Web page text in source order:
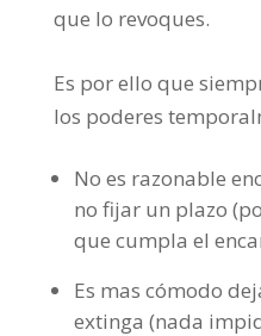
que lo revoques.
Es por ello que
los poderes
No es razonable
no fijar un plazo
que cumpla el
Es mas cómodo
extinga (nada